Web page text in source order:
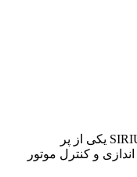
کنتاکتور زیمنس مدل 3RT2015 سرس SIRIUS یکی از پر
و کنترل موتور